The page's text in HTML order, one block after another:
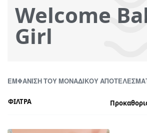
Welcome
Girl
ΕΜΦΆΝΙΣΗ ΤΟΥ ΜΟΝΑΔΙΚΟΎ
ΦΙΛΤΡΑ